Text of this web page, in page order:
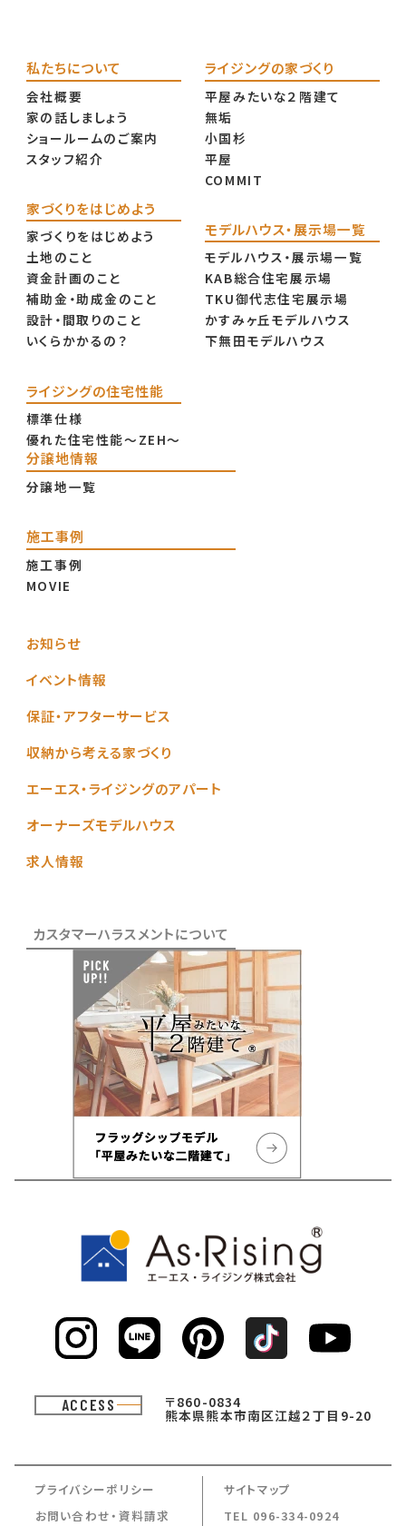
私たちについて
会社概要
家の話しましょう
ショールームのご案内
スタッフ紹介
家づくりをはじめよう
家づくりをはじめよう
土地のこと
資金計画のこと
補助金・助成金のこと
設計・間取りのこと
いくらかかるの？
ライジングの住宅性能
標準仕様
優れた住宅性能〜ZEH〜
ライジングの家づくり
平屋みたいな２階建て
無垢
小国杉
平屋
COMMIT
モデルハウス・展示場一覧
モデルハウス・展示場一覧
KAB総合住宅展示場
TKU御代志住宅展示場
かすみヶ丘モデルハウス
下無田モデルハウス
分譲地情報
分譲地一覧
施工事例
施工事例
MOVIE
お知らせ
イベント情報
保証・アフターサービス
収納から考える家づくり
エーエス・ライジングのアパート
オーナーズモデルハウス
求人情報
カスタマーハラスメントについて
ACCESS 〒860-0834
熊本県熊本市南区江越２丁目9-20
プライバシーポリシー
サイトマップ
お問い合わせ・資料請求
TEL 096-334-0924